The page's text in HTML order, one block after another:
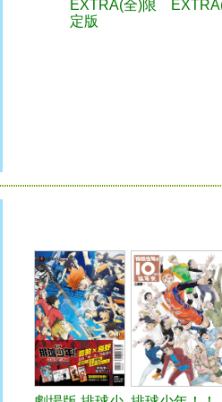
EXTRA(全)限
定版